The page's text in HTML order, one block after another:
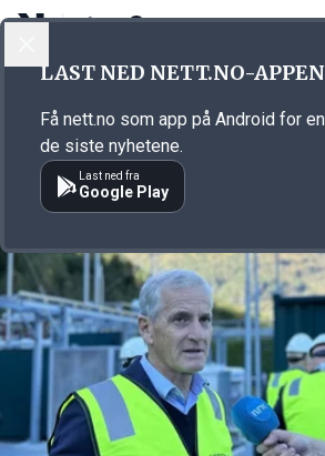
Annonsørinnhold
LAST NED NETT.NO-APPEN
Få nett.no som app på Android for
de siste nyhetene.
Last ned fra
Google Play